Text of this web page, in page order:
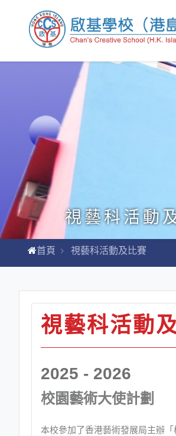
視藝科活動
首頁 視藝科活動及比賽
視藝科活動
2025 - 2026
校園藝術大使計劃
本校參加了香港藝術發展局主辦